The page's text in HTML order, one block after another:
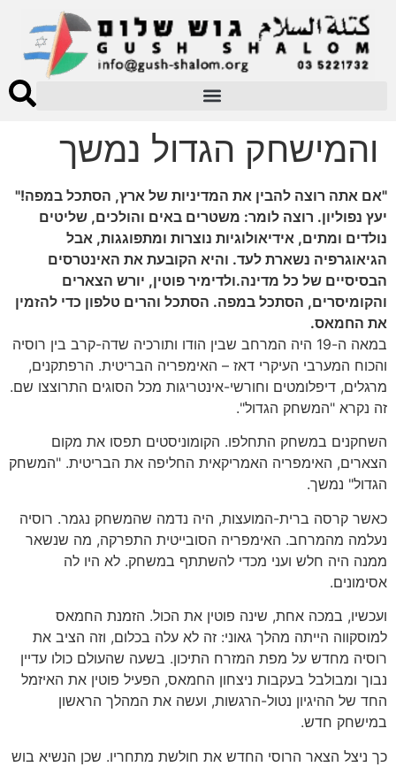
והמישחק הגדול נמשך
"אם אתה רוצה להבין את המדיניות של ארץ, הסתכל במפה!"
יעץ נפוליון. רוצה לומר: משטרים באים והולכים, שליטים
נולדים ומתים, אידיאולוגיות נוצרות ומתפוגגות, אבל
הגיאוגרפיה נשארת לעד. והיא הקובעת את האינטרסים
הבסיסיים של כל מדינה.ולדימיר פוטין, יורש הצארים
והקומיסרים, הסתכל במפה. הסתכל והרים טלפון כדי להזמין
את החמאס.
במאה ה-19 היה המרחב שבין הודו ותורכיה שדה-קרב בין רוסיה
והכוח המערבי העיקרי דאז – האימפריה הבריטית. הרפתקנים,
מרגלים, דיפלומטים וחורשי-אינטריגות מכל הסוגים התרוצצו שם.
זה נקרא "המשחק הגדול".
השחקנים במשחק התחלפו. הקומוניסטים תפסו את מקום
הצארים, האימפריה האמריקאית החליפה את הבריטית. "המשחק
הגדול" נמשך.
כאשר קרסה ברית-המועצות, היה נדמה שהמשחק נגמר. רוסיה
נעלמה מהמרחב. האימפריה הסובייטית התפרקה, מה שנשאר
ממנה היה חלש ועני מכדי להשתתף במשחק. לא היו לה
אסימונים.
ועכשיו, במכה אחת, שינה פוטין את הכול. הזמנת החמאס
למוסקווה הייתה מהלך גאוני: זה לא עלה בכלום, וזה הציב את
רוסיה מחדש על מפת המזרח התיכון. בשעה שהעולם כולו עדיין
נבוך ומבולבל בעקבות ניצחון החמאס, הפעיל פוטין את האיזמל
החד של ההיגיון נטול-הרגשות, ועשה את המהלך הראשון
במישחק חדש.
כך ניצל הצאר הרוסי החדש את חולשת מתחריו. שכן הנשיא בוש